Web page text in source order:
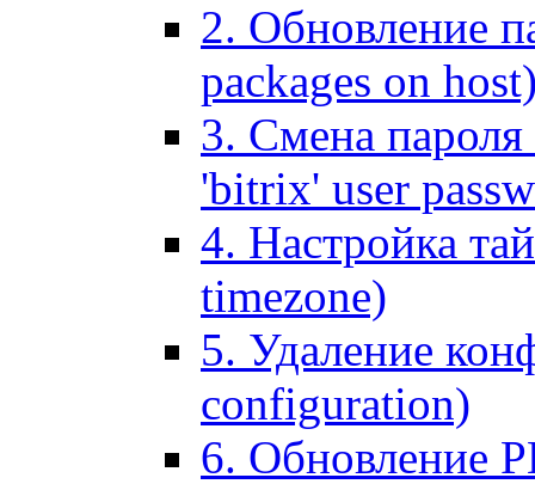
2. Обновление
packages on
3. Смена пароля
'bitrix' user
4. Настройка
timezone)
5. Удаление
configuration)
6. Обновление